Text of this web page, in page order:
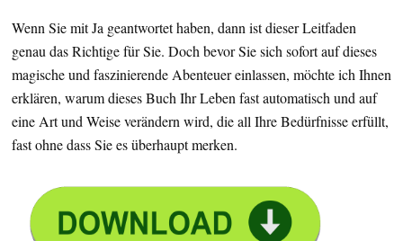
Wenn Sie mit Ja geantwortet haben, dann ist dieser Leitfaden
genau das Richtige für Sie. Doch bevor Sie sich sofort auf dieses
magische und faszinierende Abenteuer einlassen, möchte ich Ihnen
erklären, warum dieses Buch Ihr Leben fast automatisch und auf
eine Art und Weise verändern wird, die all Ihre Bedürfnisse erfüllt,
fast ohne dass Sie es überhaupt merken.